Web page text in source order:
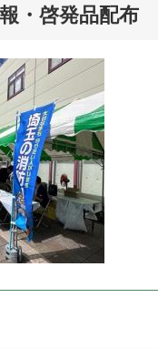
・啓発品配布